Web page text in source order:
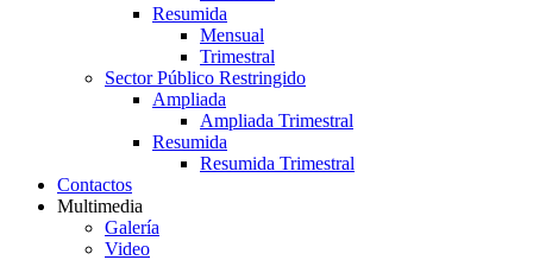
Resumida
Mensual
Trimestral
Sector Público Restringido
Ampliada
Ampliada Trimestral
Resumida
Resumida Trimestral
Contactos
Multimedia
Galería
Video